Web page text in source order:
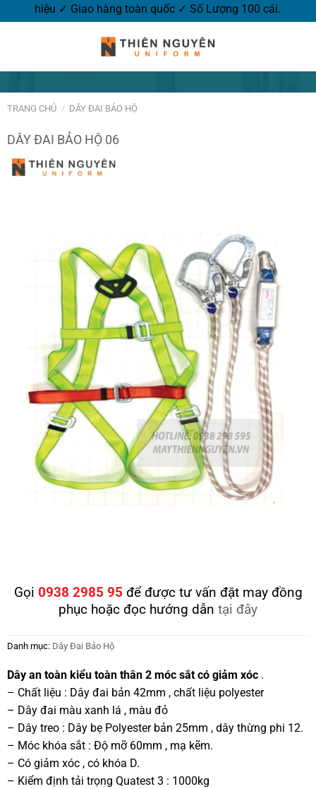
hiệu ✓ Giao hàng toàn quốc ✓ Số Lượng 100 cái.
TRANG CHỦ / DÂY ĐAI BẢO HỘ
DÂY ĐAI BẢO HỘ 06
Gọi 0938 2985 95 để được tư vấn đặt may đồng
phục hoặc đọc hướng dẫn tại đây
Danh mục: Dây Đai Bảo Hộ
Dây an toàn kiểu toàn thân 2 móc sắt có giảm xóc.
– Chất liệu : Dây đai bản 42mm , chất liệu polyester
– Dây đai màu xanh lá , màu đỏ
– Dây treo : Dây bẹ Polyester bản 25mm , dây thừng phi 12.
– Móc khóa sắt : Độ mỡ 60mm , mạ kẽm.
– Có giảm xóc , có khóa D.
– Kiểm định tải trọng Quatest 3 : 1000kg